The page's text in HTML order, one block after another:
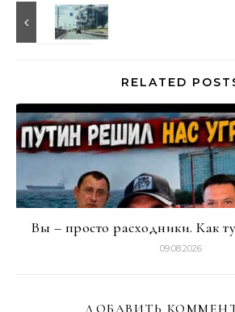
RELATED
Вы – просто расходники. Как
09.08.2026
ДОБАВИТЬ